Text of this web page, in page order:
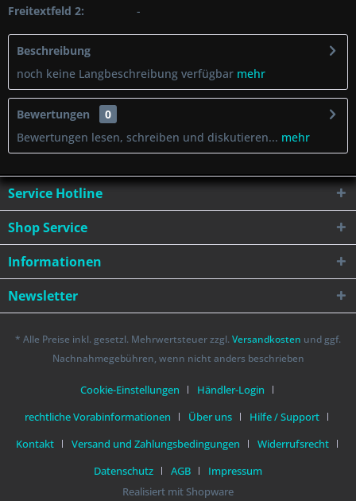
Freitextfeld 2:
-
Beschreibung
noch keine Langbeschreibung verfügbar mehr
Bewertungen
0
Bewertungen lesen, schreiben und diskutieren... mehr
Service Hotline
Shop Service
Informationen
Newsletter
* Alle Preise inkl. gesetzl. Mehrwertsteuer zzgl. Versandkosten und ggf.
Nachnahmegebühren, wenn nicht anders beschrieben
Cookie-Einstellungen
Händler-Login
rechtliche Vorabinformationen
Über uns
Hilfe / Support
Kontakt
Versand und Zahlungsbedingungen
Widerrufsrecht
Datenschutz
AGB
Impressum
Realisiert mit Shopware